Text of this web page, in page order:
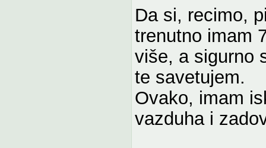
Da si, recimo,
trenutno imam
više, a sigurno
te savetujem.
Ovako, imam
vazduha i